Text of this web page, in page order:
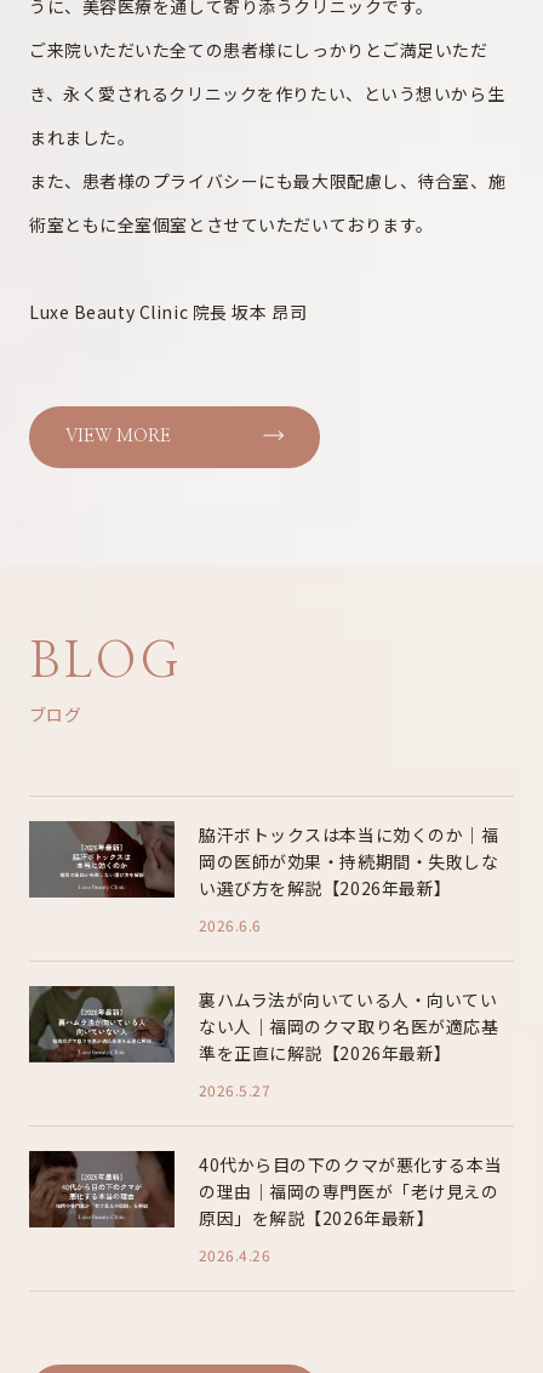
うに、美容医療を通して寄り添うクリニックです。
ご来院いただいた全ての患者様にしっかりとご満足いただ
き、永く愛されるクリニックを作りたい、という想いから生
まれました。
また、患者様のプライバシーにも最大限配慮し、待合室、施
術室ともに全室個室とさせていただいております。
Luxe Beauty Clinic 院長 坂本 昂司
VIEW MORE
BLOG
ブログ
脇汗ボトックスは本当に効くのか｜福
岡の医師が効果・持続期間・失敗しな
い選び方を解説【2026年最新】
2026.6.6
裏ハムラ法が向いている人・向いてい
ない人｜福岡のクマ取り名医が適応基
準を正直に解説【2026年最新】
2026.5.27
40代から目の下のクマが悪化する本当
の理由｜福岡の専門医が「老け見えの
原因」を解説【2026年最新】
2026.4.26